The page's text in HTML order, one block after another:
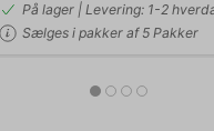
På lager | Levering: 1-2
Sælges i pakker af 5 Pakker